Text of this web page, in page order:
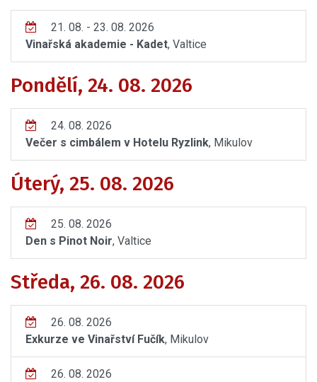
21. 08. - 23. 08. 2026
Vinařská akademie - Kadet, Valtice
Pondělí, 24. 08. 2026
24. 08. 2026
Večer s cimbálem v Hotelu Ryzlink, Mikulov
Úterý, 25. 08. 2026
25. 08. 2026
Den s Pinot Noir, Valtice
Středa, 26. 08. 2026
26. 08. 2026
Exkurze ve Vinařství Fučík, Mikulov
26. 08. 2026